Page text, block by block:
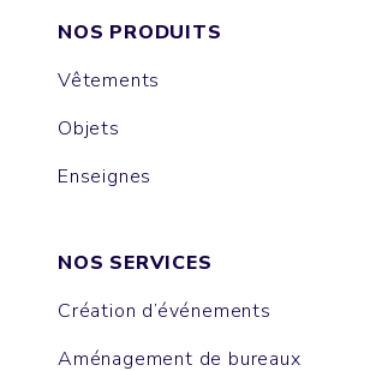
NOS PRODUITS
Vêtements
Objets
Enseignes
NOS SERVICES
Création d’événements
Aménagement de bureaux